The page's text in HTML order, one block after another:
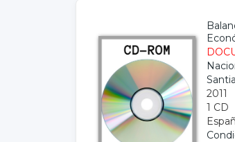
2011
1 CD